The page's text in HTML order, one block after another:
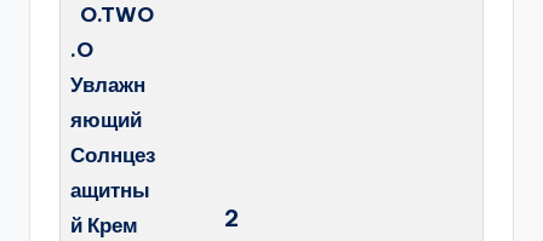
O.TWO
.O
Увлажн
яющий
Солнцез
ащитны
й Крем
2